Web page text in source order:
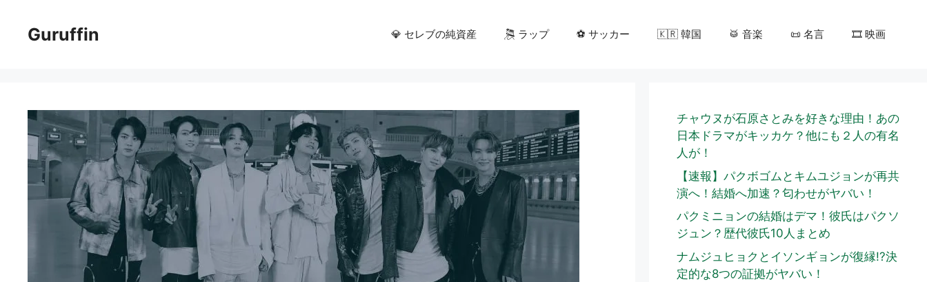
Guruffin 💎 セレブの純資産 🎘 ラップ ⚽ サッカー 🇰🇷 韓国 🥁 音楽 📜 名言 🎞️ 映画
チャウヌが石原さとみを好きな理由！あの
日本ドラマがキッカケ？他にも２人の有名
人が！
【速報】パクボゴムとキムユジョンが再共
演へ！結婚へ加速？匂わせがヤバい！
パクミニョンの結婚はデマ！彼氏はパクソ
ジュン？歴代彼氏10人まとめ
ナムジュヒョクとイソンギョンが復縁!?決
定的な8つの証拠がヤバい！